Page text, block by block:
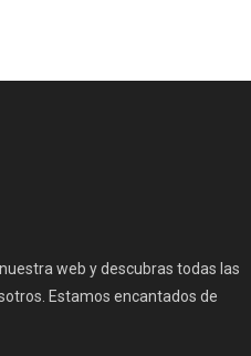
web y descubras todas las
Estamos encantados de